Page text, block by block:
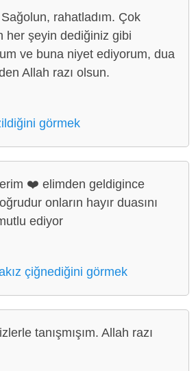
rahatladım. Çok
her şeyin dediğiniz gibi
ve buna niyet ediyorum, dua
Allah razı olsun.
görmek
❤️ elimden geldigince
onların hayır duasını
ediyor
çiğnediğini görmek
tanışmışım. Allah razı